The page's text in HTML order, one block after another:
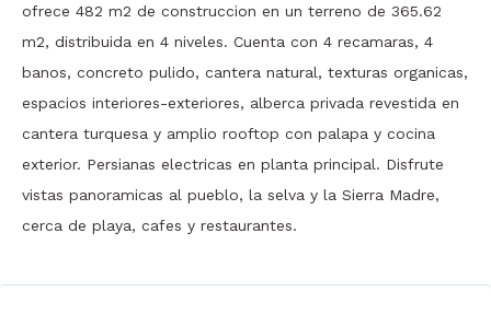
ofrece 482 m2 de construccion en un terreno de 365.62
m2, distribuida en 4 niveles. Cuenta con 4 recamaras, 4
banos, concreto pulido, cantera natural, texturas organicas,
espacios interiores-exteriores, alberca privada revestida en
cantera turquesa y amplio rooftop con palapa y cocina
exterior. Persianas electricas en planta principal. Disfrute
vistas panoramicas al pueblo, la selva y la Sierra Madre,
cerca de playa, cafes y restaurantes.